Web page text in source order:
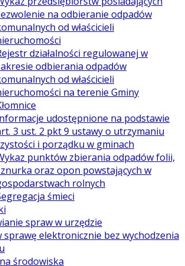
na odbieranie odpadów
od właścicieli
działalności regulowanej w
odbierania odpadów
od właścicieli
na terenie Gminy
udostępnione na podstawie
3 ust. 2 pkt 9 ustawy o utrzymaniu
i porządku w gminach
punktów zbierania odpadów folii,
oraz opon powstających w
rolnych
śmieci
spraw w urzędzie
sprawę elektronicznie bez wychodzenia
środowiska